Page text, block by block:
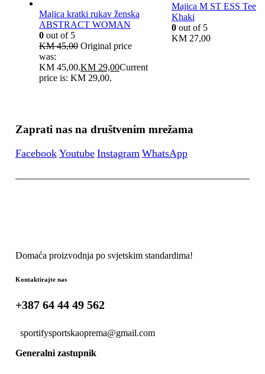
Majica kratki rukav ženska
ABSTRACT WOMAN
0out of 5
KM45,00 Original price
was:
KM 45,00.KM29,00Current
price is: KM 29,00.
Majica M ST ESS Tee
Khaki
0out of 5
KM27,00
Zaprati nas na društvenim mrežama
Facebook Youtube Instagram WhatsApp
Domaća proizvodnja po svjetskim standardima!
Kontaktirajte nas
+387 64 44 49 562
sportifysportskaoprema@gmail.com
Generalni zastupnik